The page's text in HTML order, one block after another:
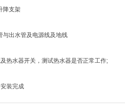
降支架
出水管及电源线及地线
热水器开关，测试热水器是否正常工作;
装完成